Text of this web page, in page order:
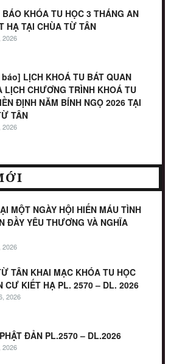
BÁO KHÓA TU HỌC 3 THÁNG AN
HẠ TẠI CHÙA TỪ TÂN
2026
LỊCH KHOÁ TU BÁT QUAN
LỊCH CHƯƠNG TRÌNH KHOÁ TU
ĐỊNH NĂM BÍNH NGỌ 2026 TẠI
TÂN
2026
MỘT NGÀY HỘI HIẾN MÁU TÌNH
ĐẦY YÊU THƯƠNG VÀ NGHĨA
2026
TÂN KHAI MẠC KHÓA TU HỌC
CƯ KIẾT HẠ PL. 2570 – DL. 2026
2026
ĐẢN PL.2570 – DL.2026
2026